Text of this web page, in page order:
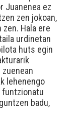
Juanenea ez
zen jokoan,
Hala ere
urdinetan
huts egin
lehenengo
badu,